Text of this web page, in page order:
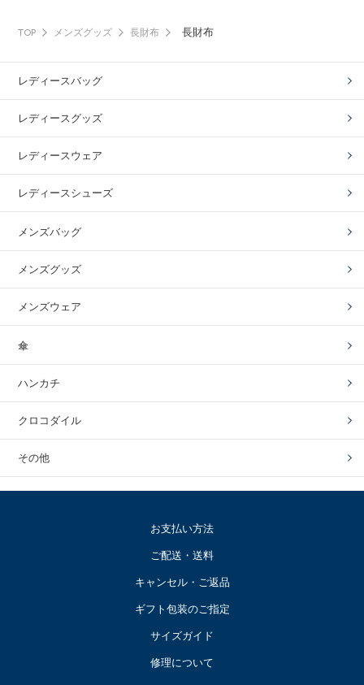
TOP メンズグッズ 長財布 長財布
レディースバッグ
レディースグッズ
レディースウェア
レディースシューズ
メンズバッグ
メンズグッズ
メンズウェア
傘
ハンカチ
クロコダイル
その他
お支払い方法
ご配送・送料
キャンセル・ご返品
ギフト包装のご指定
サイズガイド
修理について